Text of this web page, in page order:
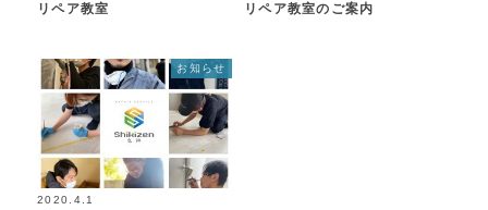
リペア教室 リペア教室のご案内
お知らせ
2020.4.1